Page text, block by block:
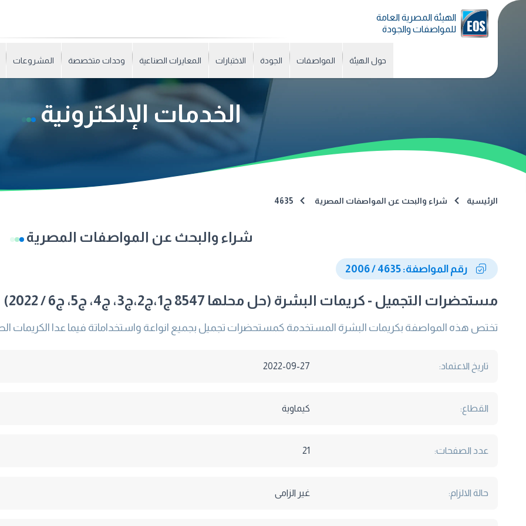
الهيئة المصرية العامة
للمواصفات والجودة
حول الهيئة المواصفات الجودة الاختبارات المعايرات الصناعية وحدات متخصصة المشروعات
الخدمات الإلكترونية
الرئيسية شراء والبحث عن المواصفات المصرية 4635
شراء والبحث عن المواصفات المصرية
رقم المواصفة: 4635 / 2006
مستحضرات التجميل - كريمات البشرة (حل محلها 8547 ج1،ج2،ج3، ج4، ج5، ج6 / 2022)
تختص هذه المواصفة بكريمات البشرة المستخدمة كمستحضرات تجميل بجميع انواعة واستخداماتة فيما عدا الكريمات
تاريخ الاعتماد: 2022-09-27
القطاع: كيماوية
عدد الصفحات: 21
حالة الالزام: غير الزامى